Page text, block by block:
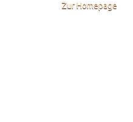
Zur Homepage